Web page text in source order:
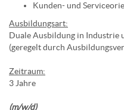
Kunden- und
Ausbildungsart:
Duale Ausbildung in Industrie
(geregelt durch
Zeitraum:
3 Jahre
(m/w/d)